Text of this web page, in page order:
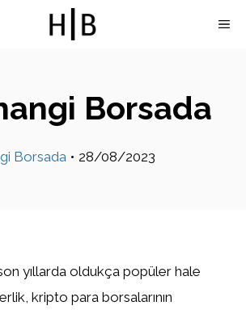
Borsada
Borsada • 28/08/2023
yıllarda oldukça popüler hale
kripto para borsalarının